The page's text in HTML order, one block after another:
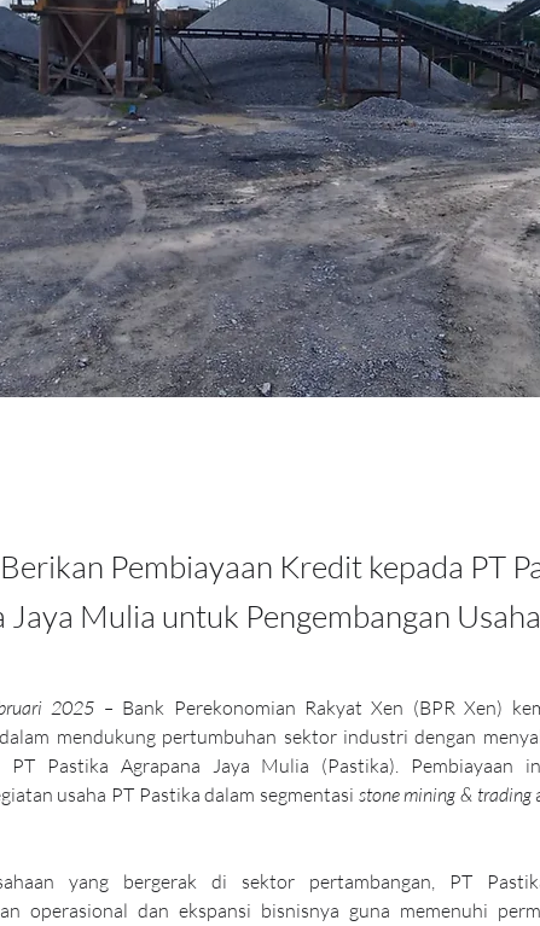
Pembiayaan Kredit kepada PT
Jaya Mulia untuk Pengembangan
2025 – Bank Perekonomian Rakyat Xen (BPR Xen)
mendukung pertumbuhan sektor industri dengan
PT Pastika Agrapana Jaya Mulia (Pastika). Pembiayaan
usaha PT Pastika dalam segmentasi stone mining & trading
yang bergerak di sektor pertambangan, PT
operasional dan ekspansi bisnisnya guna memenuhi